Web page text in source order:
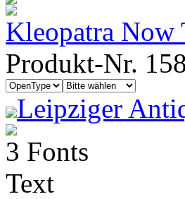
Kleopatra
Produkt-Nr.
Leipziger
3 Fonts
Text